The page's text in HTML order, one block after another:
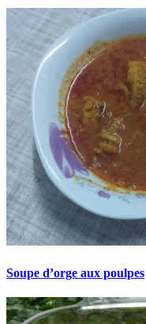
Soupe d’orge aux poulpes